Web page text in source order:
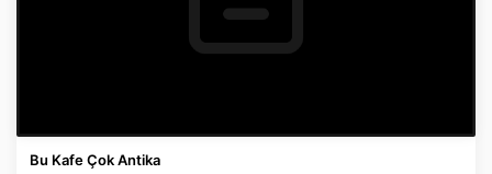
Bu Kafe Çok Antika